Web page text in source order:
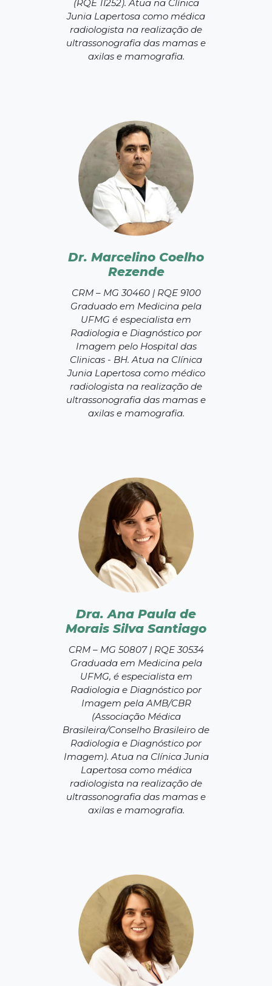
(RQE 11252). Atua na Clínica
Junia Lapertosa como médica
radiologista na realização de
ultrassonografia das mamas e
axilas e mamografia.
Dr. Marcelino Coelho
Rezende
CRM – MG 30460 | RQE 9100
Graduado em Medicina pela
UFMG é especialista em
Radiologia e Diagnóstico por
Imagem pelo Hospital das
Clinicas - BH. Atua na Clínica
Junia Lapertosa como médico
radiologista na realização de
ultrassonografia das mamas e
axilas e mamografia.
Dra. Ana Paula de
Morais Silva Santiago
CRM – MG 50807 | RQE 30534
Graduada em Medicina pela
UFMG, é especialista em
Radiologia e Diagnóstico por
Imagem pela AMB/CBR
(Associação Médica
Brasileira/Conselho Brasileiro de
Radiologia e Diagnóstico por
Imagem). Atua na Clínica Junia
Lapertosa como médica
radiologista na realização de
ultrassonografia das mamas e
axilas e mamografia.